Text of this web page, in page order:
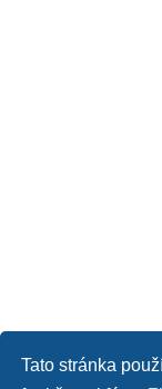
Tato stránka